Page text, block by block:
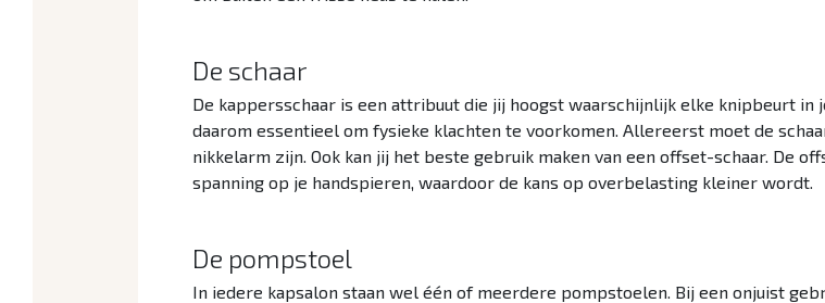
De schaar
De kappersschaar is een attribuut die jij hoogst waarschijnlijk elke knipbeurt in
daarom essentieel om fysieke klachten te voorkomen. Allereerst moet de
nikkelarm zijn. Ook kan jij het beste gebruik maken van een offset-schaar. De
spanning op je handspieren, waardoor de kans op overbelasting kleiner wordt.
De pompstoel
In iedere kapsalon staan wel één of meerdere pompstoelen. Bij een onjuist